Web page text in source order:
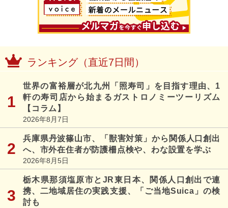
ランキング（直近7日間）
世界の富裕層が北九州「照寿司」を目指す理由、1
軒の寿司店から始まるガストロノミーツーリズム
【コラム】
2026年8月7日
兵庫県丹波篠山市、「獣害対策」から関係人口創出
へ、市外在住者が防護柵点検や、わな設置を学ぶ
2026年8月5日
栃木県那須塩原市とJR東日本、関係人口創出で連
携、二地域居住の実践支援、「ご当地Suica」の検
討も